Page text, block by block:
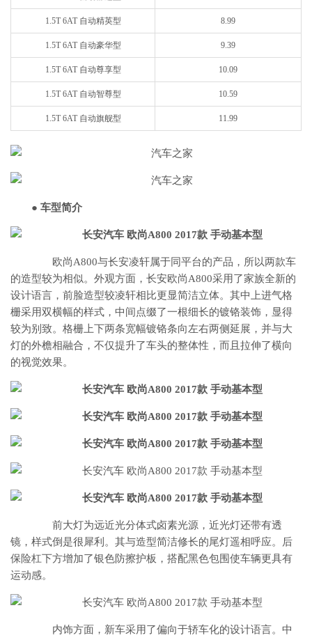
1.5T 6AT 自动精英型 8.99
1.5T 6AT 自动豪华型 9.39
1.5T 6AT 自动尊享型 10.09
1.5T 6AT 自动智尊型 10.59
1.5T 6AT 自动旗舰型 11.99
● 车型简介
欧尚A800与长安凌轩属于同平台的产品，所以两款车
的造型较为相似。外观方面，长安欧尚A800采用了家族全新的
设计语言，前脸造型较凌轩相比更显简洁立体。其中上进气格
栅采用双横幅的样式，中间点缀了一根细长的镀铬装饰，显得
较为别致。格栅上下两条宽幅镀铬条向左右两侧延展，并与大
灯的外檐相融合，不仅提升了车头的整体性，而且拉伸了横向
的视觉效果。
前大灯为远近光分体式卤素光源，近光灯还带有透
镜，样式倒是很犀利。其与造型简洁修长的尾灯遥相呼应。后
保险杠下方增加了银色防擦护板，搭配黑色包围使车辆更具有
运动感。
内饰方面，新车采用了偏向于轿车化的设计语言。中